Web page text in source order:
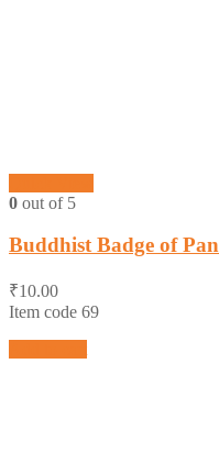
0 out of 5
Buddhist Badge of
₹10.00
Item code 69